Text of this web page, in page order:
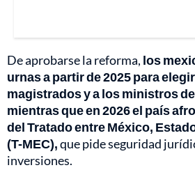
De aprobarse la reforma, los
urnas a partir de 2025 para
magistrados y a los ministros
mientras que en 2026 el país
del Tratado entre México,
(T-MEC),que pide seguridad
inversiones.